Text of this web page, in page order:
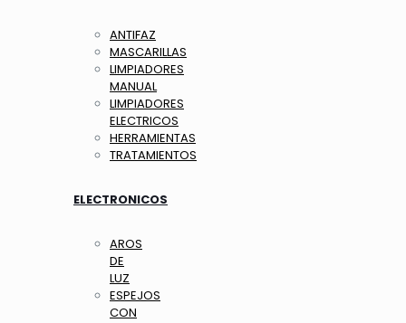
ANTIFAZ
MASCARILLAS
LIMPIADORES
MANUAL
LIMPIADORES
ELECTRICOS
HERRAMIENTAS
TRATAMIENTOS
ELECTRONICOS
AROS
DE
LUZ
ESPEJOS
CON